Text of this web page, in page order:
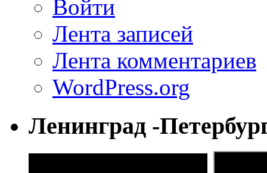
Войти
Лента записей
Лента комментариев
WordPress.org
Ленинград -